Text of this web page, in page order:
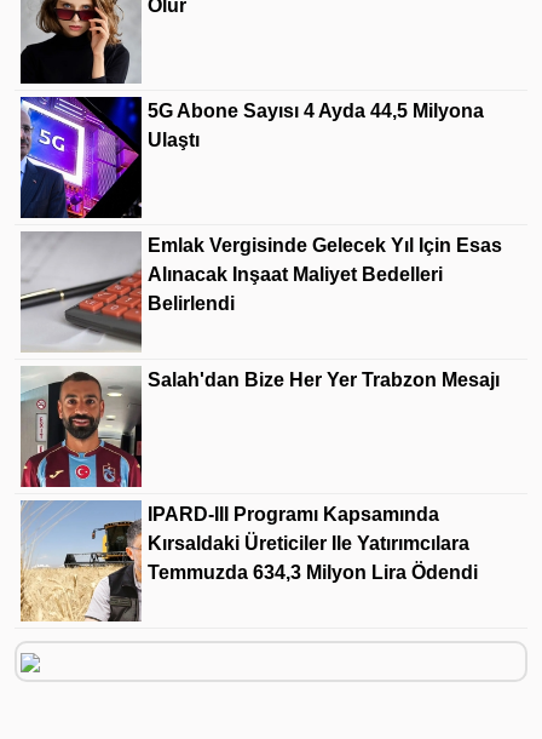
Olur
5G Abone Sayısı 4 Ayda 44,5 Milyona
Ulaştı
Emlak Vergisinde Gelecek Yıl Için Esas
Alınacak Inşaat Maliyet Bedelleri
Belirlendi
Salah'dan Bize Her Yer Trabzon Mesajı
IPARD-III Programı Kapsamında
Kırsaldaki Üreticiler Ile Yatırımcılara
Temmuzda 634,3 Milyon Lira Ödendi